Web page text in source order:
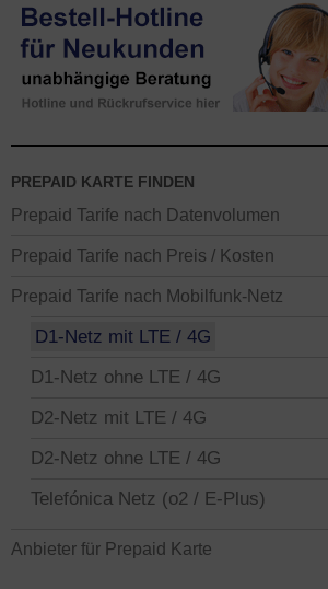
PREPAID KARTE FINDEN
Prepaid Tarife nach Datenvolumen
Prepaid Tarife nach Preis / Kosten
Prepaid Tarife nach Mobilfunk-Netz
D1-Netz mit LTE / 4G
D1-Netz ohne LTE / 4G
D2-Netz mit LTE / 4G
D2-Netz ohne LTE / 4G
Telefónica Netz (o2 / E-Plus)
Anbieter für Prepaid Karte